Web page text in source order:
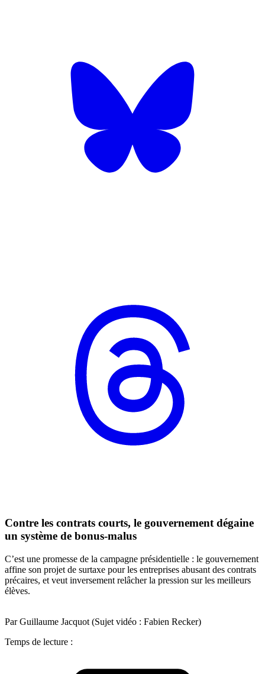
Contre les contrats courts, le gouvernement dégaine
un système de bonus-malus
C’est une promesse de la campagne présidentielle : le gouvernement
affine son projet de surtaxe pour les entreprises abusant des contrats
précaires, et veut inversement relâcher la pression sur les meilleurs
élèves.
Par Guillaume Jacquot (Sujet vidéo : Fabien Recker)
Temps de lecture :